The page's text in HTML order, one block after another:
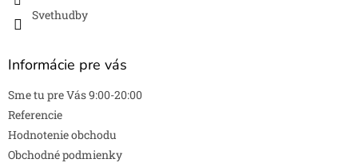
Svethudby
Informácie pre vás
Sme tu pre Vás 9:00-20:00
Referencie
Hodnotenie obchodu
Obchodné podmienky